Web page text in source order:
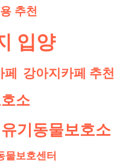
추천
입양
페 강아지카페 추천
소
기동물보호소
물보호센터